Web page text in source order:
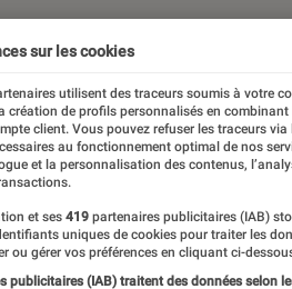
sur les cookies
utilisent des traceurs soumis à votre
création de profils personnalisés en
client. Vous pouvez refuser les traceurs
au fonctionnement optimal de nos
et la personnalisation des contenus,
et ses 419 partenaires publicitaires (IAB)
uniques de cookies pour traiter les
ou gérer vos préférences en cliquant ci-
publicitaires (IAB) traitent des données selon